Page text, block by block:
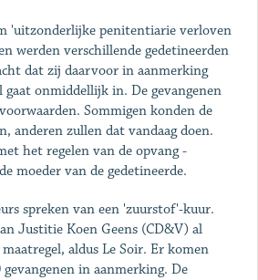
'uitzonderlijke penitentiarie verloven
werden verschillende gedetineerden
dat zij daarvoor in aanmerking
gaat onmiddellijk in. De gevangenen
Sommigen konden de
anderen zullen dat vandaag doen.
het regelen van de opvang -
moeder van de gedetineerde.
spreken van een 'zuurstof'-kuur.
Justitie Koen Geens (CD&V) al
aldus Le Soir. Er komen
in aanmerking. De